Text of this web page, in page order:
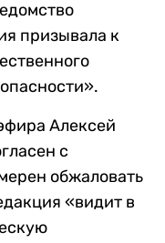
призывала к
Алексей
с
обжаловать
«видит в